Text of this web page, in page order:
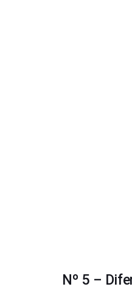
Nº 5 –